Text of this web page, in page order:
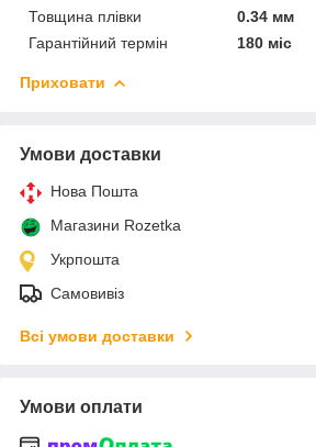
Товщина плівки
0.34 мм
Гарантійний термін
180 міс
Приховати
Умови доставки
Нова Пошта
Магазини Rozetka
Укрпошта
Самовивіз
Всі умови доставки
Умови оплати